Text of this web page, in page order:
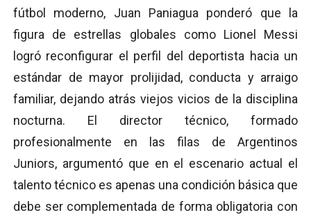
fútbol moderno, Juan Paniagua ponderó que la
figura de estrellas globales como Lionel Messi
logró reconfigurar el perfil del deportista hacia un
estándar de mayor prolijidad, conducta y arraigo
familiar, dejando atrás viejos vicios de la disciplina
nocturna. El director técnico, formado
profesionalmente en las filas de Argentinos
Juniors, argumentó que en el escenario actual el
talento técnico es apenas una condición básica que
debe ser complementada de forma obligatoria con